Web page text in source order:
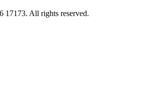
17173. All rights reserved.